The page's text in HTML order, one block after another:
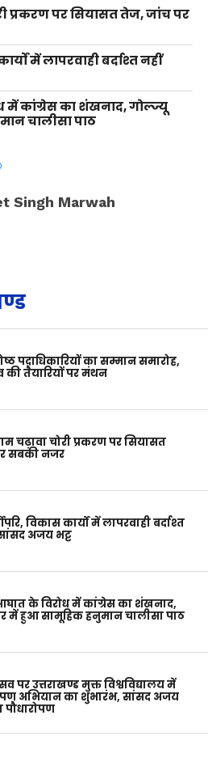
प्रकरण पर सियासत तेज, जांच पर
में लापरवाही बर्दाश्त नहीं
में कांग्रेस का शंखनाद, गोल्ज्यू
चालीसा पाठ
Singh Marwah
पदाधिकारियों का सम्मान समारोह,
की तैयारियों पर मंथन
चढ़ावा चोरी प्रकरण पर सियासत
सबकी नजर
विकास कार्यों में लापरवाही बर्दाश्त
अजय भट्ट
के विरोध में कांग्रेस का शंखनाद,
में हुआ सामूहिक हनुमान चालीसा पाठ
पर उत्तराखण्ड मुक्त विश्वविद्यालय में
अभियान का शुभारंभ, सांसद अजय
पौधारोपण